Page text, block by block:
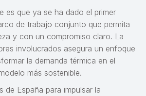
es que ya se ha dado el primer
de trabajo conjunto que permita
y con un compromiso claro. La
involucrados asegura un enfoque
la demanda térmica en el
más sostenible.
de España para impulsar la